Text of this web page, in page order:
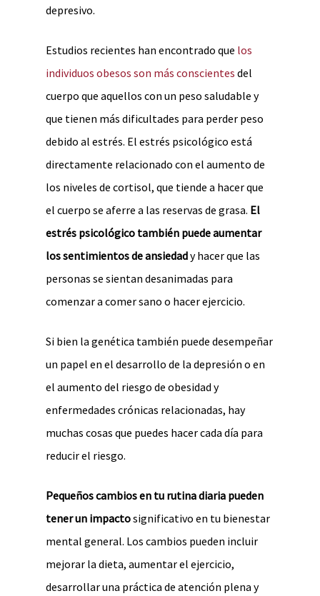
depresivo.
Estudios recientes han encontrado que los
individuos obesos son más conscientes del
cuerpo que aquellos con un peso saludable y
que tienen más dificultades para perder peso
debido al estrés. El estrés psicológico está
directamente relacionado con el aumento de
los niveles de cortisol, que tiende a hacer que
el cuerpo se aferre a las reservas de grasa. El
estrés psicológico también puede aumentar
los sentimientos de ansiedady hacer que las
personas se sientan desanimadas para
comenzar a comer sano o hacer ejercicio.
Si bien la genética también puede desempeñar
un papel en el desarrollo de la depresión o en
el aumento del riesgo de obesidad y
enfermedades crónicas relacionadas, hay
muchas cosas que puedes hacer cada día para
reducir el riesgo.
Pequeños cambios en tu rutina diaria pueden
tener un impactosignificativo en tu bienestar
mental general. Los cambios pueden incluir
mejorar la dieta, aumentar el ejercicio,
desarrollar una práctica de atención plena y